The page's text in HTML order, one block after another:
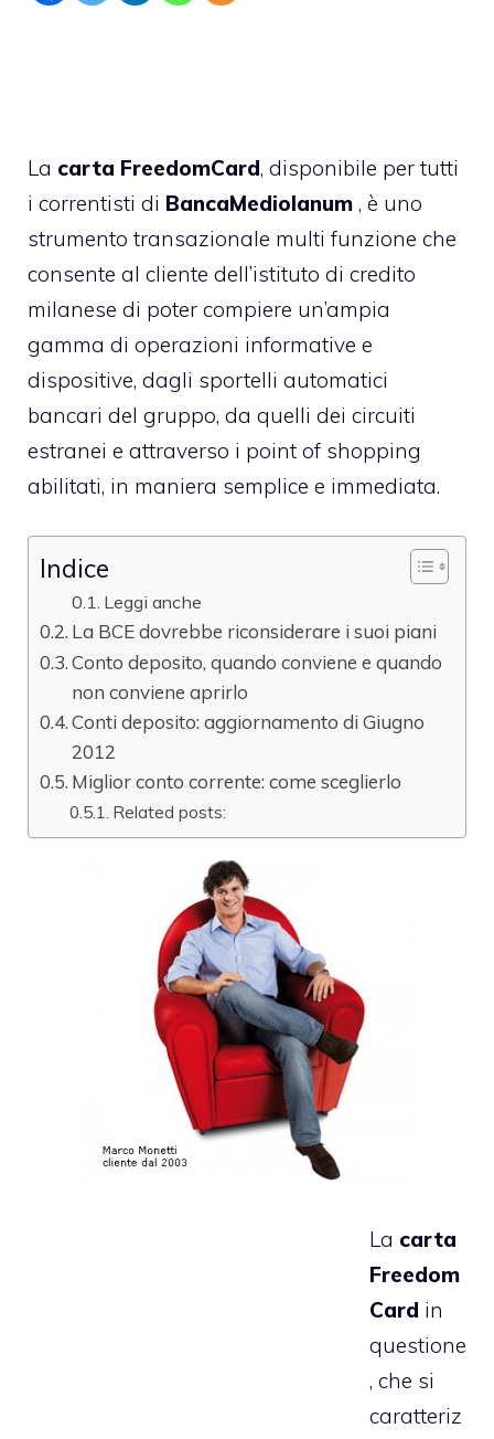
La carta FreedomCard, disponibile per tutti
i correntisti di BancaMediolanum , è uno
strumento transazionale multi funzione che
consente al cliente dell’istituto di credito
milanese di poter compiere un’ampia
gamma di operazioni informative e
dispositive, dagli sportelli automatici
bancari del gruppo, da quelli dei circuiti
estranei e attraverso i point of shopping
abilitati, in maniera semplice e immediata.
Indice
Leggi anche
La BCE dovrebbe riconsiderare i suoi piani
Conto deposito, quando conviene e quando
non conviene aprirlo
Conti deposito: aggiornamento di Giugno
2012
Miglior conto corrente: come sceglierlo
Related posts:
La carta
Freedom
Card in
questione
, che si
caratteriz